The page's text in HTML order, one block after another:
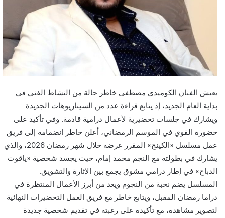
يعيش الفنان الكوميدي مصطفى خاطر حالة من النشاط الفني في
بداية العام الجديد، إذ يتابع قراءة عدد من السيناريوهات الجديدة
ويشارك في جلسات تحضيرية لأعمال درامية قادمة. وفي تأكيد على
حضوره القوي في الموسم الرمضاني، أعلن خاطر انضمامه إلى فريق
عمل مسلسل «الكينج» المقرر عرضه خلال شهر رمضان 2026، والذي
يشارك في بطولته مع النجم محمد إمام، حيث يجسد شخصية «ياقوت
الدباح» في إطار درامي مشوق يجمع بين الإثارة والتشويق.
المسلسل يضم نخبة من النجوم ويعد من أبرز الأعمال المنتظرة في
دراما رمضان المقبل، ويتابع خاطر مع فريق العمل التحضيرات النهائية
لتصوير مشاهده، مع تأكيده على رغبته في تقديم شخصية جديدة